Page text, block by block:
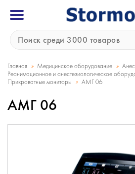
Главная » Медицинское оборудование »
Реанимационное и анестезиологическое
Прикроватные мониторы » АМГ 06
АМГ 06